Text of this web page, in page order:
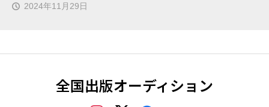
2024年11月29日
全国出版オーディション